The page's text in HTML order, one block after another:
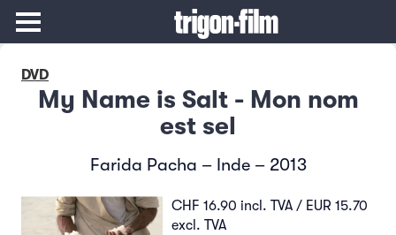
DVD
My Name is Salt - Mon nom
est sel
Farida Pacha – Inde – 2013
CHF 16.90 incl. TVA / EUR 15.70
excl. TVA